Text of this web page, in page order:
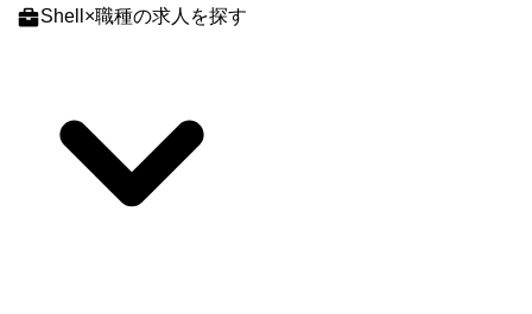
クト ③製造メーカーB社の財務計画立案システムプロジェクト ④製造メ
(intra-mart) ⑦石油化学工業の設備外部調達業務の価格最適化、効率化プ
ロジェクト ⑧レガシーシステムWFの新たな基盤構築、移行プロジェク
ト ⑨顧客・販売サブスクリプション管理システム開発・保守 ⑩自動車製
造業コネクテッドスマートフォンアプリ開発 ⑪工事管理システム開発・
ことも可能。 グローバルに拠点を展開しているため、意欲次第では世界
Shell ×職種の求人を探す